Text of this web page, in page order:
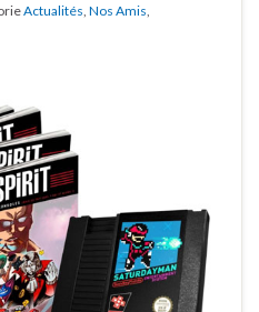
Actualités Nos Amis